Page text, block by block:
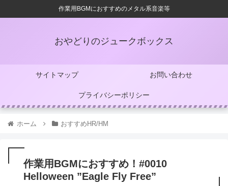
作業用BGMにおすすめのメタル系音楽等
おやどりのジュークボックス
サイトマップ お問い合わせ
プライバシーポリシー
ホーム おすすめHR/HM
作業用BGMにおすすめ！#0010
Helloween ”Eagle Fly Free”